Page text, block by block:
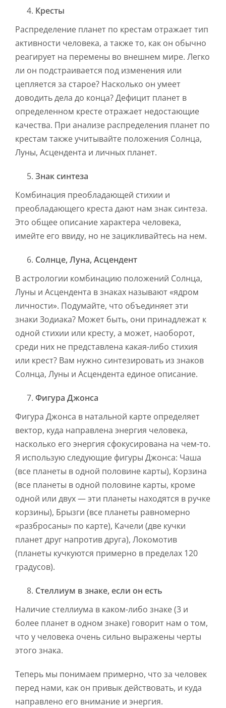
Кресты
Распределение планет по крестам отражает тип
активности человека, а также то, как он обычно
реагирует на перемены во внешнем мире. Легко
ли он подстраивается под изменения или
цепляется за старое? Насколько он умеет
доводить дела до конца? Дефицит планет в
определенном кресте отражает недостающие
качества. При анализе распределения планет по
крестам также учитывайте положения Солнца,
Луны, Асцендента и личных планет.
Знак синтеза
Комбинация преобладающей стихии и
преобладающего креста дают нам знак синтеза.
Это общее описание характера человека,
имейте его ввиду, но не зацикливайтесь на нем.
Солнце, Луна, Асцендент
В астрологии комбинацию положений Солнца,
Луны и Асцендента в знаках называют «ядром
личности». Подумайте, что объединяет эти
знаки Зодиака? Может быть, они принадлежат к
одной стихии или кресту, а может, наоборот,
среди них не представлена какая-либо стихия
или крест? Вам нужно синтезировать из знаков
Солнца, Луны и Асцендента единое описание.
Фигура Джонса
Фигура Джонса в натальной карте определяет
вектор, куда направлена энергия человека,
насколько его энергия сфокусирована на чем-то.
Я использую следующие фигуры Джонса: Чаша
(все планеты в одной половине карты), Корзина
(все планеты в одной половине карты, кроме
одной или двух — эти планеты находятся в ручке
корзины), Брызги (все планеты равномерно
«разбросаны» по карте), Качели (две кучки
планет друг напротив друга), Локомотив
(планеты кучкуются примерно в пределах 120
градусов).
Стеллиум в знаке, если он есть
Наличие стеллиума в каком-либо знаке (3 и
более планет в одном знаке) говорит нам о том,
что у человека очень сильно выражены черты
этого знака.
Теперь мы понимаем примерно, что за человек
перед нами, как он привык действовать, и куда
направлено его внимание и энергия.